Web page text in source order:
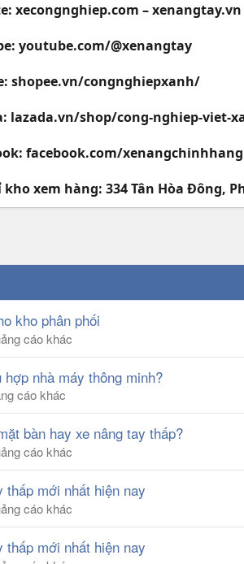
xecongnghiep.com –
youtube.com/@xenangtay
shopee.vn/congnghiepxanh/
lazada.vn/shop/cong-nghiep-viet-
facebook.com/
kho xem hàng: 334 Tân Hòa Đông,
kho phân phối
cáo khác
nhà máy thông minh?
cáo khác
bàn hay xe nâng tay thấp?
cáo khác
thấp mới nhất hiện nay
cáo khác
thấp mới nhất hiện nay